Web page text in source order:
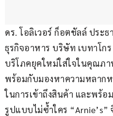
ดร. โอลิเวอร์ ก็อตชัลล์ ประ
ธุรกิจอาหาร บริษัท เบทาโก
บริโภคยุคใหม่ใส่ใจในคุณภ
พร้อมกับมองหาความหลาก
ในการเข้าถึงสินค้า และพร้
รูปแบบไม่ซ้ำใคร